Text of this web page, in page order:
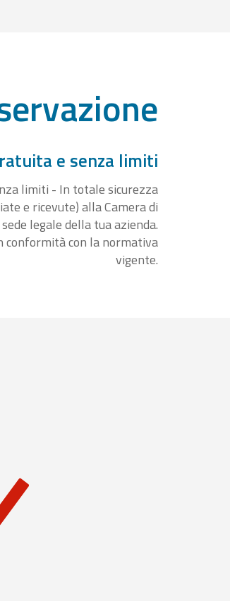
e senza limiti
limiti - In totale sicurezza
e ricevute) alla Camera di
legale della tua azienda.
conformità con la normativa
vigente.